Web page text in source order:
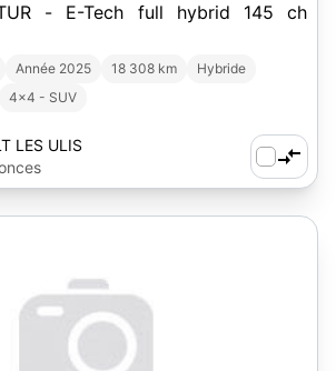
- E-Tech full hybrid 145 ch
Année 2025 18 308 km
Hybride
4x4 - SUV
LES ULIS